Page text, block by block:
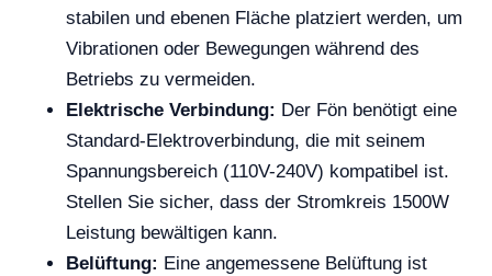
stabilen und ebenen Fläche platziert werden, um
Vibrationen oder Bewegungen während des
Betriebs zu vermeiden.
Elektrische Verbindung: Der Fön benötigt eine
Standard-Elektroverbindung, die mit seinem
Spannungsbereich (110V-240V) kompatibel ist.
Stellen Sie sicher, dass der Stromkreis 1500W
Leistung bewältigen kann.
Belüftung: Eine angemessene Belüftung ist